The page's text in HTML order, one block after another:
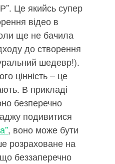
Це якийсь супер
відео в
ще не бачила
до створення
шедевр!).
цінність – це
В прикладі
безперечно
подивитися
, воно може бути
розраховане на
беззаперечно